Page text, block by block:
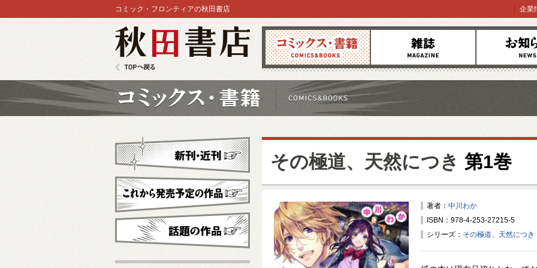
コミックス 雑誌 お知らせ
コミック・フロンティアの秋田書店 企業
その極道、天然につき 第1巻
著者： 中川わか
ISBN：978-4-253-27215-5
シリーズ： その極道、天然につき
新刊・近刊
これから発売予定